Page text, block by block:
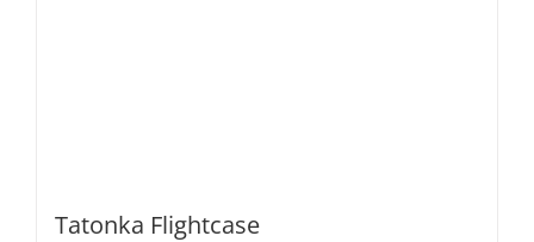
Tatonka Flightcase